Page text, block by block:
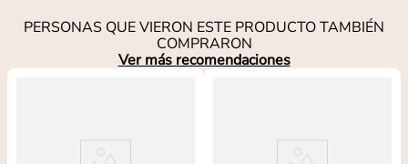
PERSONAS QUE VIERON ESTE PRODUCTO TAMBIÉN
COMPRARON
Ver más recomendaciones